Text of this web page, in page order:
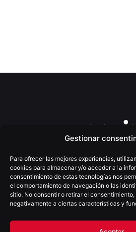
Gestionar
Para ofrecer las mejores experiencias,
cookies para almacenar y/o acceder a la
consentimiento de estas tecnologías nos
el comportamiento de navegación o las
sitio. No consentir o retirar el
negativamente a ciertas características y
(+34) 922 025
38002 - S/C de